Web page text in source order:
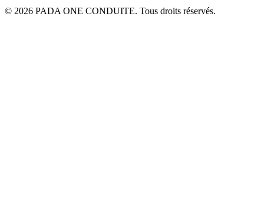
© 2026 PADA ONE CONDUITE. Tous droits réservés.